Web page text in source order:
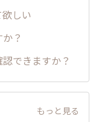
しい
？
できますか？
もっと見る